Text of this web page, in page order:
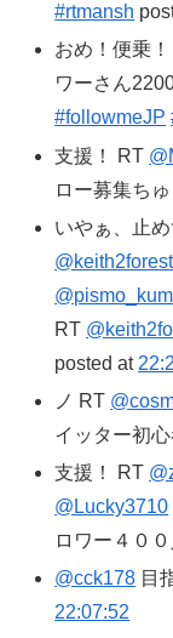
#rtmansh
おめ！便乗
ワーさん
#followmeJP
支援！ RT
ロー募集ち
いやぁ、止
RT
posted at
ノ RT
イッター初
支援！ RT
@Lucky3710
ロワー４０
@cck178 目
22:07:52